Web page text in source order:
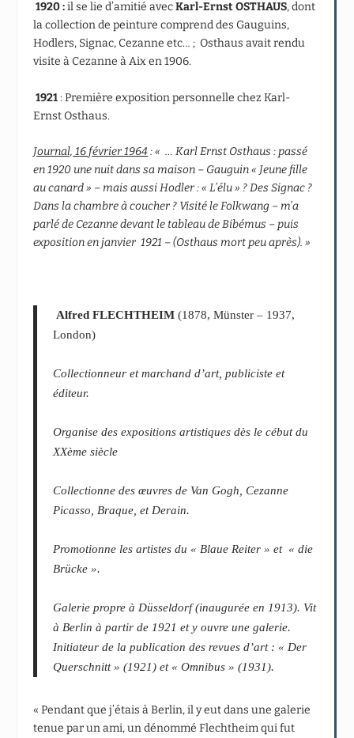
1920 :il se lie d’amitié avecKarl-Ernst OSTHAUS, dont
la collection de peinture comprend des Gauguins,
Hodlers, Signac, Cezanne etc… ; Osthaus avait rendu
visite à Cezanne à Aix en 1906.
1921: Première exposition personnelle chez Karl-
Ernst Osthaus.
Journal, 16 février 1964: « … Karl Ernst Osthaus : passé
en 1920 une nuit dans sa maison – Gauguin « Jeune fille
au canard » – mais aussi Hodler : « L’élu » ? Des Signac ?
Dans la chambre à coucher ? Visité le Folkwang – m’a
parlé de Cezanne devant le tableau de Bibémus – puis
exposition en janvier 1921 – (Osthaus mort peu après). »
Alfred FLECHTHEIM (1878, Münster – 1937,
London)
Collectionneur et marchand d’art, publiciste et
éditeur.
Organise des expositions artistiques dès le cébut du
XXème siècle
Collectionne des œuvres de Van Gogh, Cezanne
Picasso, Braque, et Derain.
Promotionne les artistes du « Blaue Reiter » et « die
Brücke ».
Galerie propre à Düsseldorf (inaugurée en 1913). Vit
à Berlin à partir de 1921 et y ouvre une galerie.
Initiateur de la publication des revues d’art : « Der
Querschnitt » (1921) et « Omnibus » (1931).
« Pendant que j’étais à Berlin, il y eut dans une galerie
tenue par un ami, un dénommé Flechtheim qui fut